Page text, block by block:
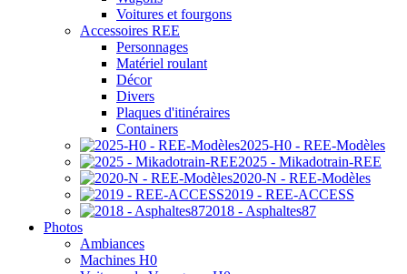
Voitures et fourgons
Accessoires REE
Personnages
Matériel roulant
Décor
Divers
Plaques d'itinéraires
Containers
2025-H0 - REE-Modèles
2025 - Mikadotrain-REE
2020-N - REE-Modèles
2019 - REE-ACCESS
2018 - Asphaltes87
Photos
Ambiances
Machines H0